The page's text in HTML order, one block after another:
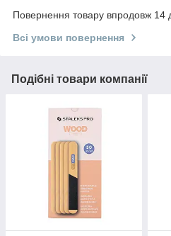
Повернення товару впродовж 14
Всі умови повернення
Подібні товари компанії